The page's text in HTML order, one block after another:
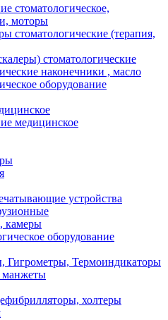
стоматологическое,
моторы
стоматологические (терапия,
стоматологические
наконечники , масло
оборудование
медицинское
устройства
камеры
оборудование
Гигрометры, Термоиндикаторы
манжеты
холтеры